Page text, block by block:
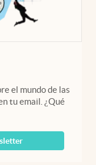
pestaña
el mundo de las
tu email. ¿Qué